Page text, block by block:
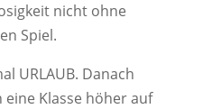
nicht ohne
Spiel.
URLAUB. Danach
Klasse höher auf